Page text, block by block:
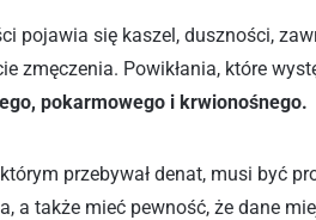
pojawia się kaszel, duszności,
zmęczenia. Powikłania, które
pokarmowego i krwionośnego.
przebywał denat, musi być
a także mieć pewność, że dane